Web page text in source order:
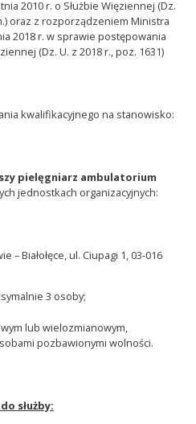
2010 r. o Służbie Więziennej (Dz.
oraz z rozporządzeniem Ministra
2018 r. w sprawie postępowania
(Dz. U. z 2018 r., poz. 1631)
kwalifikacyjnego na stanowisko:
pielęgniarz ambulatorium
jednostkach organizacyjnych:
– Białołęce, ul. Ciupagi 1, 03-016
3 osoby;
lub wielozmianowym,
pozbawionymi wolności.
służby: